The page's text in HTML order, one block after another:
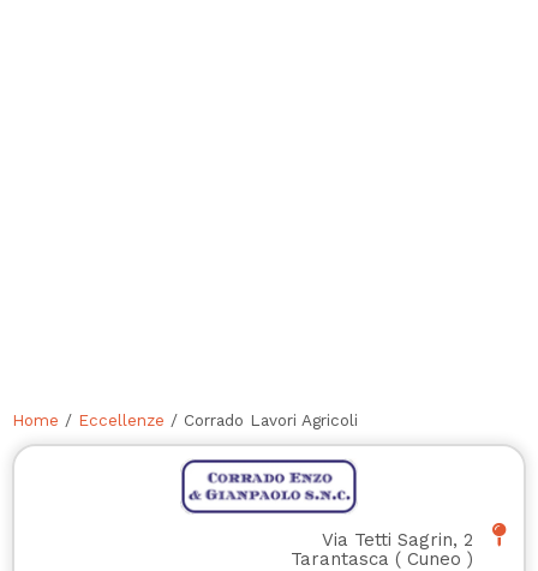
Home / Eccellenze / Corrado Lavori Agricoli
Via Tetti Sagrin, 2
Tarantasca ( Cuneo )